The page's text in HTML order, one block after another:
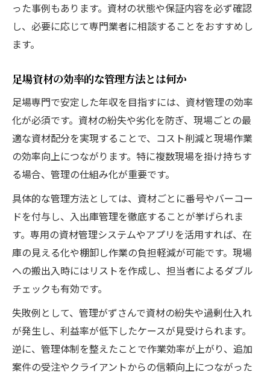
った事例もあります。資材の状態や保証内容を必ず確認
し、必要に応じて専門業者に相談することをおすすめし
ます。
足場資材の効率的な管理方法とは何か
足場専門で安定した年収を目指すには、資材管理の効率
化が必須です。資材の紛失や劣化を防ぎ、現場ごとの最
適な資材配分を実現することで、コスト削減と現場作業
の効率向上につながります。特に複数現場を掛け持ちす
る場合、管理の仕組み化が重要です。
具体的な管理方法としては、資材ごとに番号やバーコー
ドを付与し、入出庫管理を徹底することが挙げられま
す。専用の資材管理システムやアプリを活用すれば、在
庫の見える化や棚卸し作業の負担軽減が可能です。現場
への搬出入時にはリストを作成し、担当者によるダブル
チェックも有効です。
失敗例として、管理がずさんで資材の紛失や過剰仕入れ
が発生し、利益率が低下したケースが見受けられます。
逆に、管理体制を整えたことで作業効率が上がり、追加
案件の受注やクライアントからの信頼向上につながった